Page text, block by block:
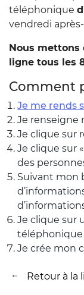
téléphonique
vendredi
Nous mettons
ligne tous les
Comment
Je me rends
Je renseigne
Je clique sur
Je clique sur
des
Suivant mon
Je clique sur
téléphonique
Je crée mon
Retour à la liste
Retour à la